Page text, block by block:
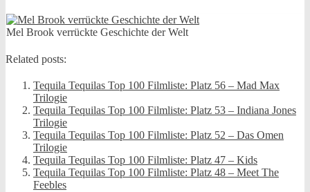
Mel Brook verrückte Geschichte der Welt
Related posts:
Tequila Tequilas Top 100 Filmliste: Platz 56 – Mad Max
Trilogie
Tequila Tequilas Top 100 Filmliste: Platz 53 – Indiana Jones
Trilogie
Tequila Tequilas Top 100 Filmliste: Platz 52 – Das Omen
Trilogie
Tequila Tequilas Top 100 Filmliste: Platz 47 – Kids
Tequila Tequilas Top 100 Filmliste: Platz 48 – Meet The
Feebles